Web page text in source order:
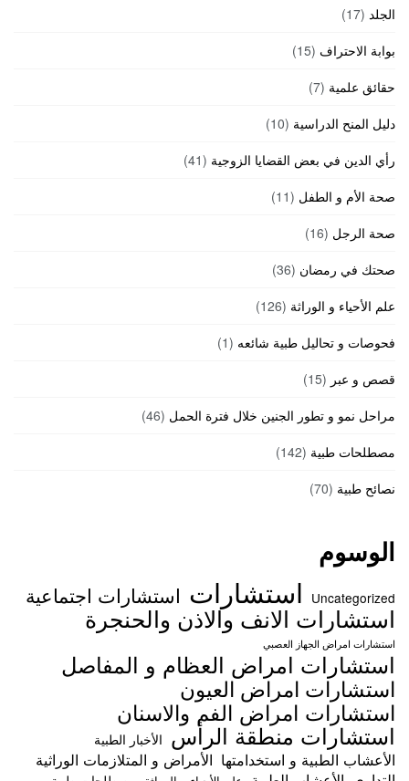
الجلد (17)
بوابة الاحتراف (15)
حقائق علمية (7)
دليل المنح الدراسية (10)
رأي الدين في بعض القضايا الزوجية (41)
صحة الأم و الطفل (11)
صحة الرجل (16)
صحتك في رمضان (36)
علم الأحياء و الوراثة (126)
فحوصات و تحاليل طبية شائعه (1)
قصص و عبر (15)
مراحل نمو و تطور الجنين خلال فترة الحمل (46)
مصطلحات طبية (142)
نصائح طبية (70)
الوسوم
Uncategorized استشارات استشارات اجتماعية
استشارات الانف والاذن والحنجرة
استشارات امراض الجهاز العصبي
استشارات امراض العظام و المفاصل
استشارات امراض العيون
استشارات امراض الفم والاسنان
استشارات منطقة الرأس الأخبار الطبية
الأعشاب الطبية و استخدامتها الأمراض و المتلازمات الوراثية